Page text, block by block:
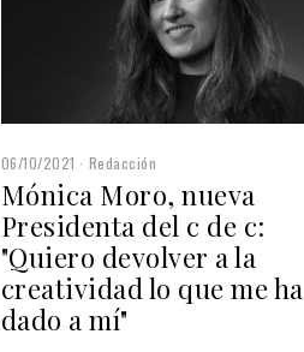
06/10/2021 Redacción
Mónica Moro, nueva
Presidenta del c de c:
"Quiero devolver a la
creatividad lo que me ha
dado a mí"